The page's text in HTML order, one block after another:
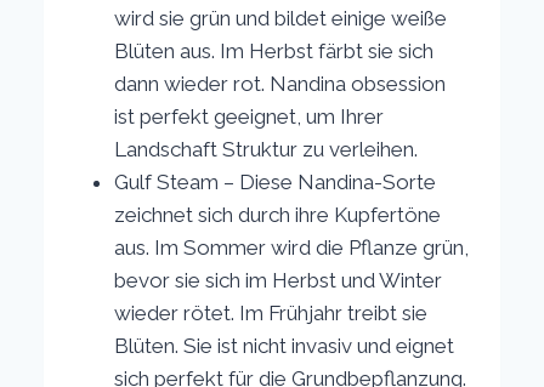
wird sie grün und bildet einige weiße
Blüten aus. Im Herbst färbt sie sich
dann wieder rot. Nandina obsession
ist perfekt geeignet, um Ihrer
Landschaft Struktur zu verleihen.
Gulf Steam – Diese Nandina-Sorte
zeichnet sich durch ihre Kupfertöne
aus. Im Sommer wird die Pflanze grün,
bevor sie sich im Herbst und Winter
wieder rötet. Im Frühjahr treibt sie
Blüten. Sie ist nicht invasiv und eignet
sich perfekt für die Grundbepflanzung.